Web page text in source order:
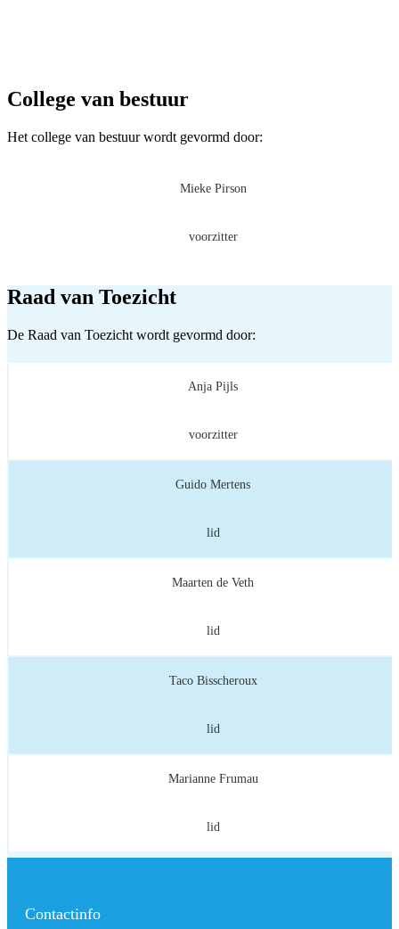
College van bestuur
Het college van bestuur wordt gevormd door:
Mieke Pirson
voorzitter
Raad van Toezicht
De Raad van Toezicht wordt gevormd door:
Anja Pijls
voorzitter
Guido Mertens
lid
Maarten de Veth
lid
Taco Bisscheroux
lid
Marianne Frumau
lid
Contactinfo